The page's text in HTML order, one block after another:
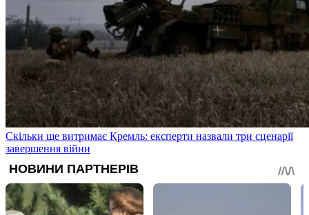
Скільки ще витримає Кремль: експерти назвали три сценарії
завершення війни